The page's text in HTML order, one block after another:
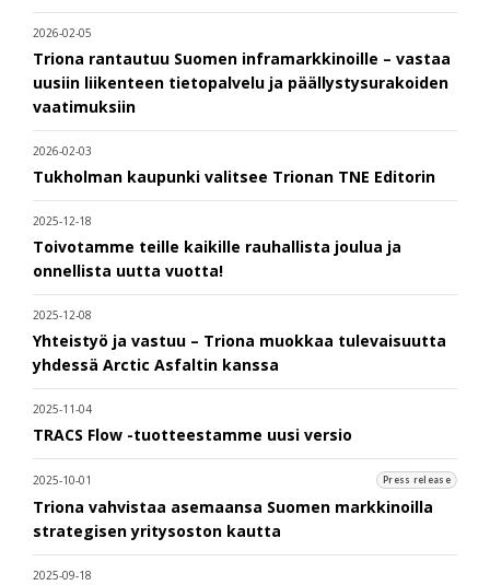
2026-02-05
Triona rantautuu Suomen inframarkkinoille – vastaa
uusiin liikenteen tietopalvelu ja päällystysurakoiden
vaatimuksiin
2026-02-03
Tukholman kaupunki valitsee Trionan TNE Editorin
2025-12-18
Toivotamme teille kaikille rauhallista joulua ja
onnellista uutta vuotta!
2025-12-08
Yhteistyö ja vastuu – Triona muokkaa tulevaisuutta
yhdessä Arctic Asfaltin kanssa
2025-11-04
TRACS Flow -tuotteestamme uusi versio
2025-10-01 Press release
Triona vahvistaa asemaansa Suomen markkinoilla
strategisen yritysoston kautta
2025-09-18